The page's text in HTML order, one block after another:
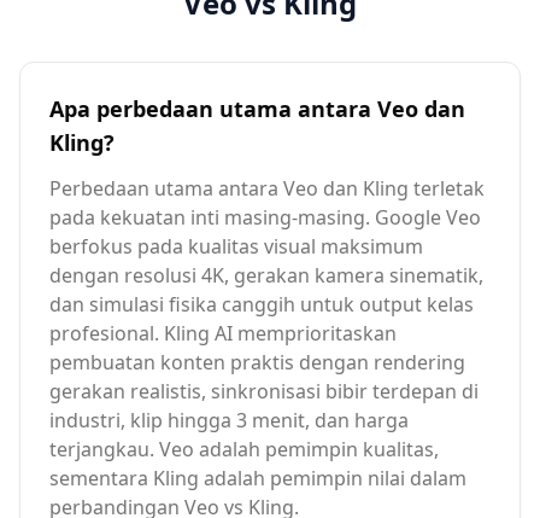
Apa perbedaan utama antara Veo dan
Kling?
Perbedaan utama antara Veo dan Kling terletak
pada kekuatan inti masing-masing. Google Veo
berfokus pada kualitas visual maksimum
dengan resolusi 4K, gerakan kamera sinematik,
dan simulasi fisika canggih untuk output kelas
profesional. Kling AI memprioritaskan
pembuatan konten praktis dengan rendering
gerakan realistis, sinkronisasi bibir terdepan di
industri, klip hingga 3 menit, dan harga
terjangkau. Veo adalah pemimpin kualitas,
sementara Kling adalah pemimpin nilai dalam
perbandingan Veo vs Kling.